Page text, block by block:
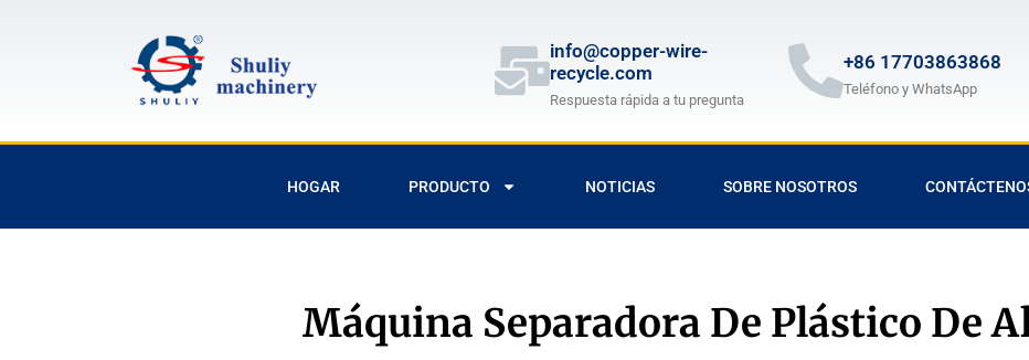
info@copper-wire-
recycle.com
Respuesta rápida a tu pregunta
+86 17703863868
Teléfono y WhatsApp
HOGAR PRODUCTO NOTICIAS SOBRE NOSOTROS
Máquina Separadora De Plástico De